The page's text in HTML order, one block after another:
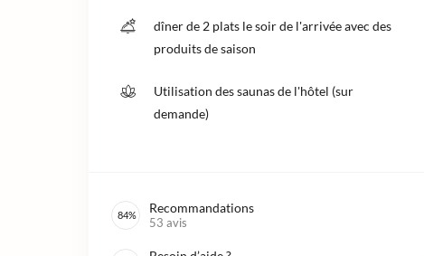
dîner de 2 plats le soir de l'arrivée avec des
produits de saison
Utilisation des saunas de l'hôtel (sur
demande)
84% Recommandations
53 avis